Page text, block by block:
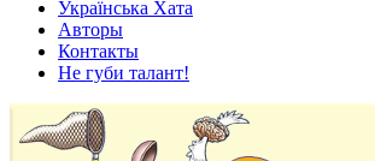
Українська Хата
Авторы
Контакты
Не губи талант!